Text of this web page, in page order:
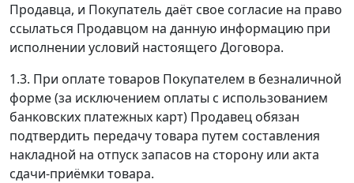
Продавца, и Покупатель даёт свое согласие на право
ссылаться Продавцом на данную информацию при
исполнении условий настоящего Договора.
1.3. При оплате товаров Покупателем в безналичной
форме (за исключением оплаты с использованием
банковских платежных карт) Продавец обязан
подтвердить передачу товара путем составления
накладной на отпуск запасов на сторону или акта
сдачи-приёмки товара.